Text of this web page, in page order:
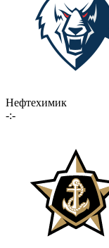
Нефтехимик
-:-